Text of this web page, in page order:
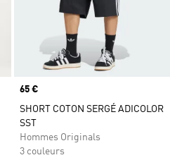
Prix
65 €
SHORT COTON SERGÉ ADICOLOR
SST
Hommes Originals
3 couleurs